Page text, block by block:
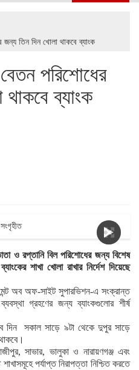
তিন দিন খোলা থাকবে ব্যাংক
পরিশোধের
ব্যাংক
ও রপ্তানি বিল পরিশোধের জন্য বিশেষ
শাখা খোলা রাখার নির্দেশ দিয়েছে
অব অফ-সাইট সুপারভিশন-এ সংক্রান্ত
গ্রহণের জন্য ব্যাংকগুলোর শীর্ষ
দিন সকাল সাড়ে ৯টা থেকে দুপুর সাড়ে
সাভার, ভালুকা ও নারায়ণগঞ্জ এবং
পর্যাপ্ত নিরাপত্তা নিশ্চিত করতে